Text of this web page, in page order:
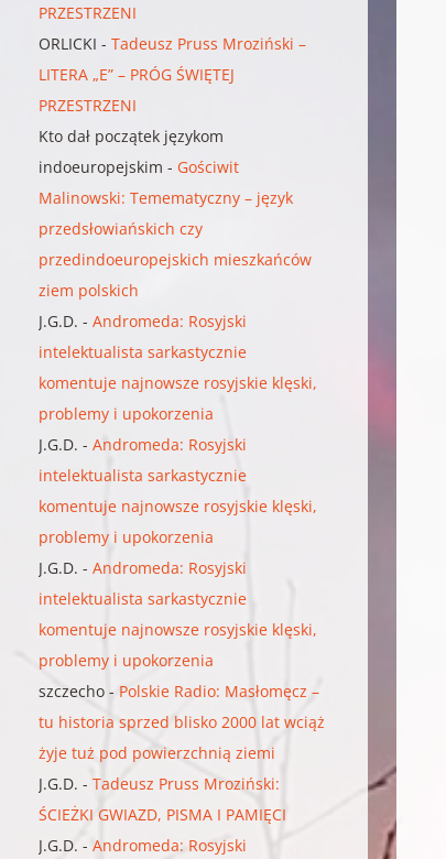
PRZESTRZENI
ORLICKI -Tadeusz Pruss Mroziński –
LITERA „E” – PRÓG ŚWIĘTEJ
PRZESTRZENI
Kto dał początek językom
indoeuropejskim - Gościwit
Malinowski: Temematyczny – język
przedsłowiańskich czy
przedindoeuropejskich mieszkańców
ziem polskich
J.G.D. -Andromeda: Rosyjski
intelektualista sarkastycznie
komentuje najnowsze rosyjskie klęski,
problemy i upokorzenia
J.G.D. -Andromeda: Rosyjski
intelektualista sarkastycznie
komentuje najnowsze rosyjskie klęski,
problemy i upokorzenia
J.G.D. -Andromeda: Rosyjski
intelektualista sarkastycznie
komentuje najnowsze rosyjskie klęski,
problemy i upokorzenia
szczecho - Polskie Radio: Masłomęcz –
tu historia sprzed blisko 2000 lat wciąż
żyje tuż pod powierzchnią ziemi
J.G.D. -Tadeusz Pruss Mroziński:
ŚCIEŻKI GWIAZD, PISMA I PAMIĘCI
J.G.D. -Andromeda: Rosyjski